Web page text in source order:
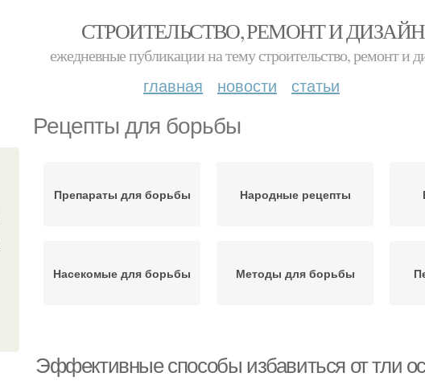
СТРОИТЕЛЬСТВО, РЕМОНТ И ДИЗАЙН
ежедневные публикации на тему строительство, ремонт и
главная новости статьи
Рецепты для борьбы
Препараты для борьбы Народные рецепты
Насекомые для борьбы Методы для борьбы
Эффективные способы избавиться от тли